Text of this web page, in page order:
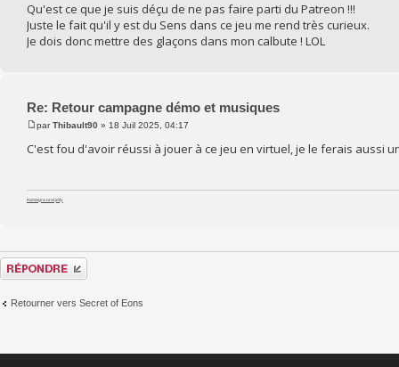
Qu'est ce que je suis déçu de ne pas faire parti du Patreon !!!
Juste le fait qu'il y est du Sens dans ce jeu me rend très curieux.
Je dois donc mettre des glaçons dans mon calbute ! LOL
Re: Retour campagne démo et musiques
parThibault90 » 18 Juil 2025, 04:17
C'est fou d'avoir réussi à jouer à ce jeu en virtuel, je le ferais aussi
Kamagra oral jelly
Répondre
Retourner vers Secret of Eons